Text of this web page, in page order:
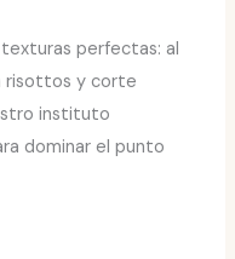
perfectas: al
risottos y corte
instituto
dominar el punto